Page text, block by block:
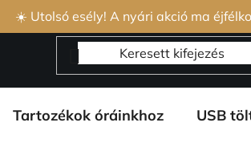
☀️ Utolsó esély! A nyári akció ma
Szerződési Feltételek Adatvédelmi
Tartozékok óráinkhoz USB